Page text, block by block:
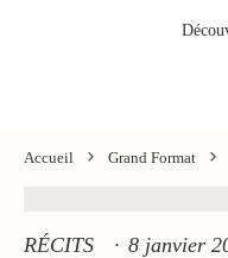
Accueil Grand Format
RÉCITS · 8 janvier